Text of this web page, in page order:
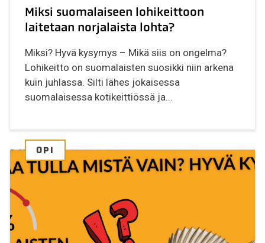
Miksi suomalaiseen lohikeittoon
laitetaan norjalaista lohta?
Miksi? Hyvä kysymys – Mikä siis on ongelma?
Lohikeitto on suomalaisten suosikki niin arkena
kuin juhlassa. Silti lähes jokaisessa
suomalaisessa kotikeittiössä ja...
OPI